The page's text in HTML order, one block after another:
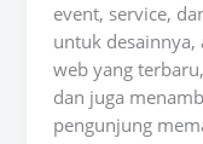
event, service,
untuk
web yang
dan juga
pengunjung